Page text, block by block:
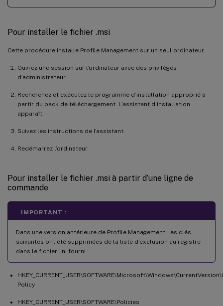
Pour installer le fichier .msi
Cette procédure installe Profile Management sur un seul ordinateur.
Ouvrez une session sur l’ordinateur avec des privilèges
d’administrateur.
Recherchez et exécutez le programme d’installation approprié à
partir du pack de téléchargement. L’assistant d’installation
apparaît.
Suivez les instructions de l’assistant.
Redémarrez l’ordinateur.
Pour installer le fichier .msi à partir d’une ligne de
commande
IMPORTANT :
Dans une version antérieure de Profile Management, les clés
suivantes ont été supprimées de la liste d’exclusion au registre
dans le fichier .ini fourni :
Policy
HKEY_CURRENT_USER\SOFTWARE\Policies